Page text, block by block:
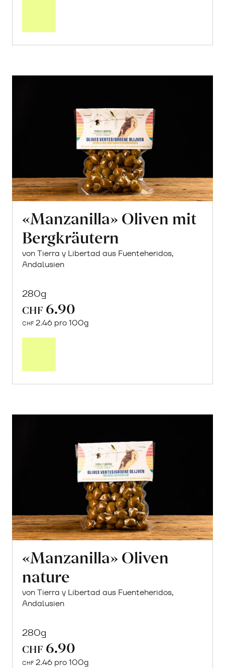
Post
«Manzanilla» Oliven mit
Bergkräutern
von Tierra y Libertad aus Fuenteheridos,
Andalusien
280g
CHF 6.90
CHF 2.46 pro 100g
«Manzanilla» Oliven
nature
von Tierra y Libertad aus Fuenteheridos,
Andalusien
280g
CHF 6.90
CHF 2.46 pro 100g